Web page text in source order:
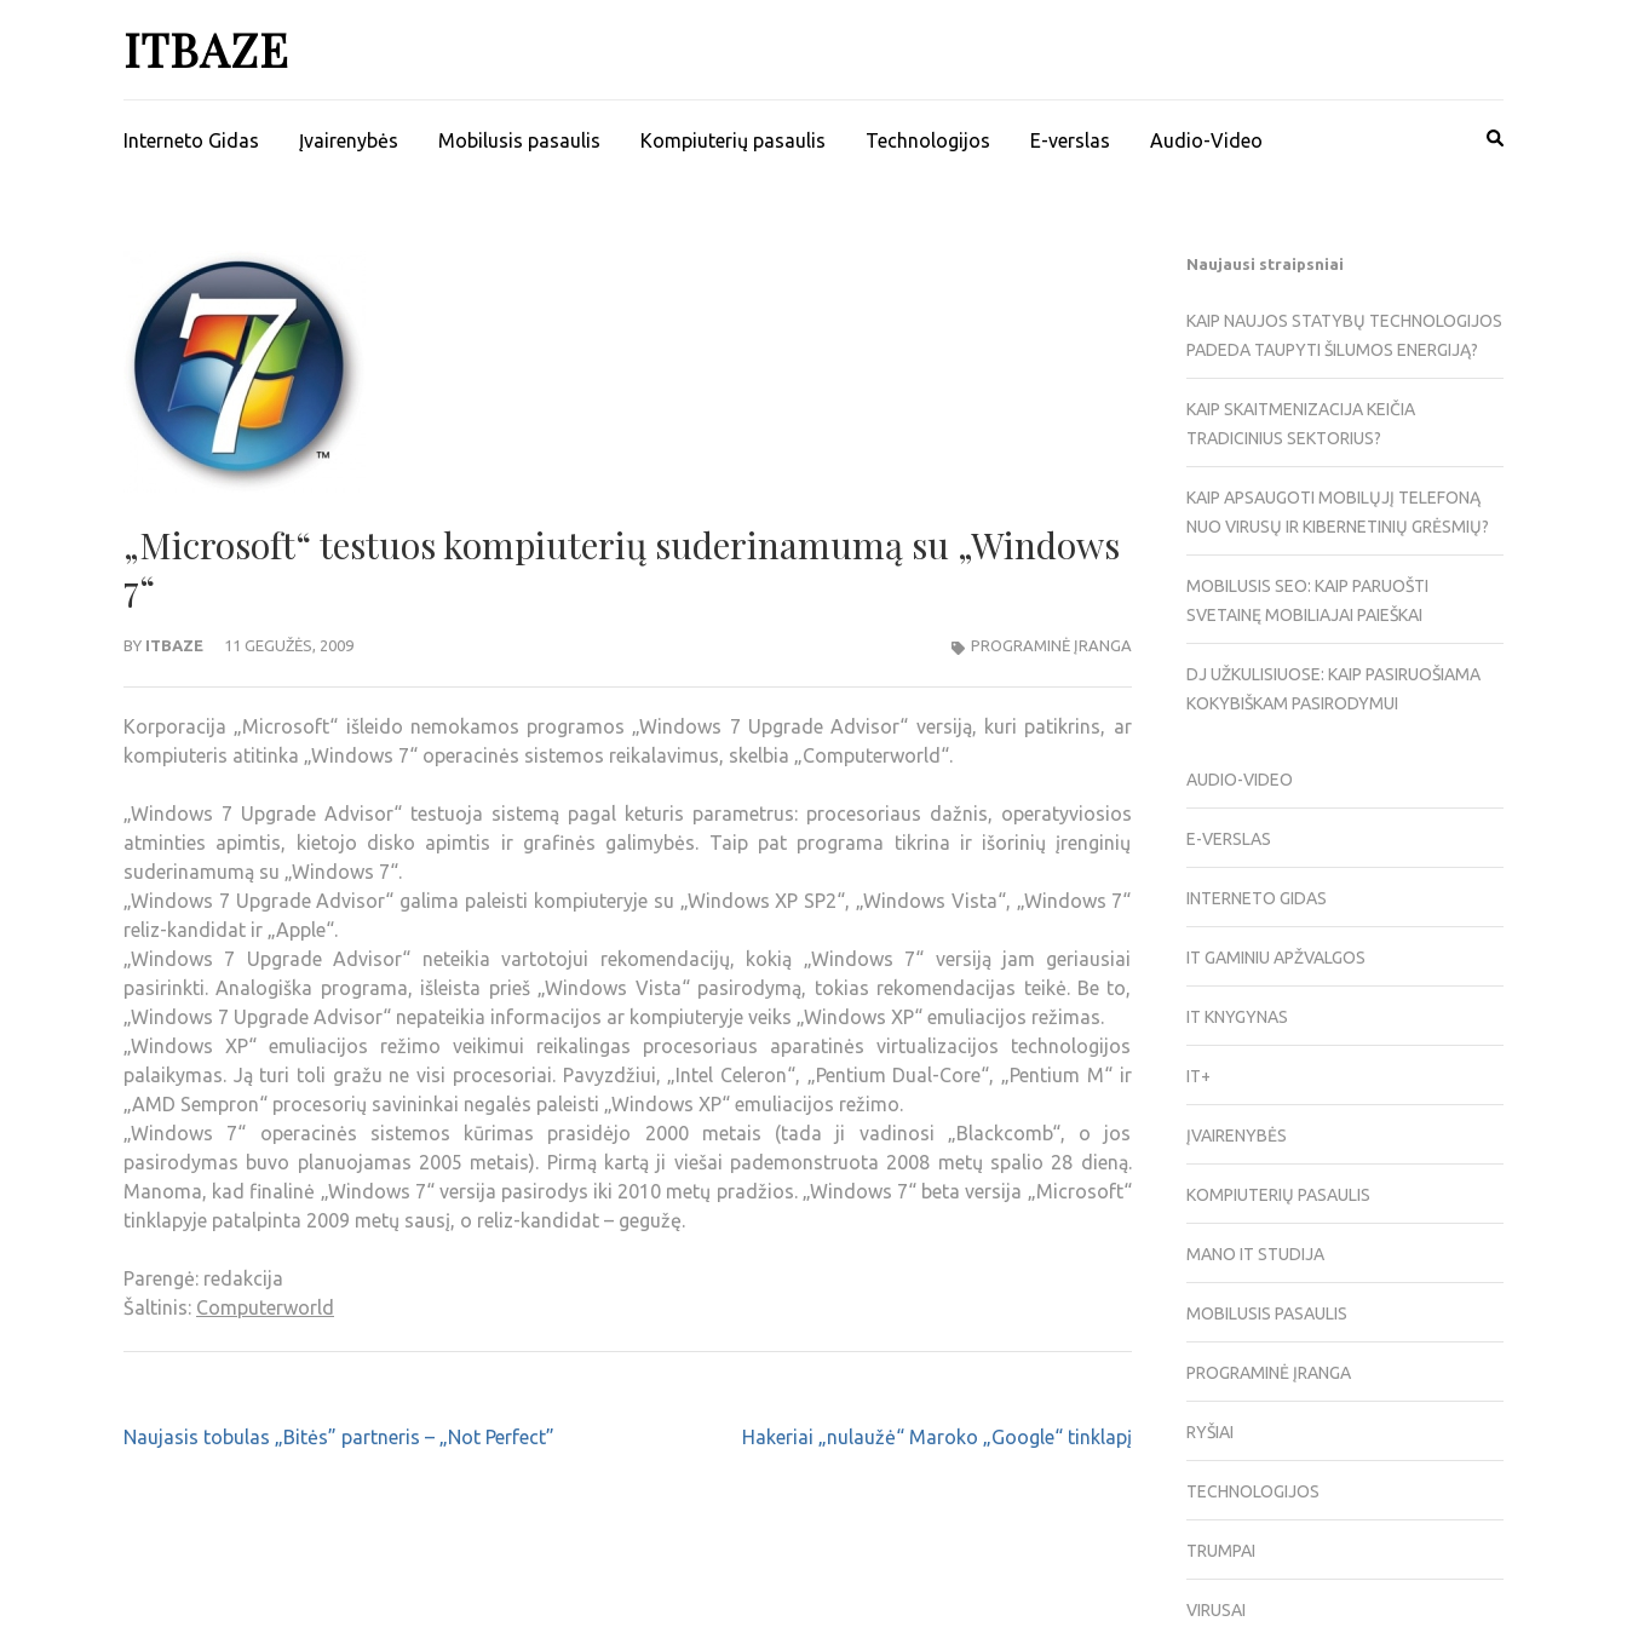
ITBAZE
Interneto Gidas Įvairenybės Mobilusis pasaulis Kompiuterių pasaulis Technologijos E-verslas Audio-Video
„Microsoft“ testuos kompiuterių suderinamumą su „Windows
7“
BY ITBAZE 11 GEGUŽĖS, 2009 PROGRAMINĖ ĮRANGA
Korporacija „Microsoft“ išleido nemokamos programos „Windows 7 Upgrade Advisor“ versiją, kuri patikrins, ar
kompiuteris atitinka „Windows 7“ operacinės sistemos reikalavimus, skelbia „Computerworld“.
„Windows 7 Upgrade Advisor“ testuoja sistemą pagal keturis parametrus: procesoriaus dažnis, operatyviosios
atminties apimtis, kietojo disko apimtis ir grafinės galimybės. Taip pat programa tikrina ir išorinių įrenginių
suderinamumą su „Windows 7“.
„Windows 7 Upgrade Advisor“ galima paleisti kompiuteryje su „Windows XP SP2“, „Windows Vista“, „Windows 7“
reliz-kandidat ir „Apple“.
„Windows 7 Upgrade Advisor“ neteikia vartotojui rekomendacijų, kokią „Windows 7“ versiją jam geriausiai
pasirinkti. Analogiška programa, išleista prieš „Windows Vista“ pasirodymą, tokias rekomendacijas teikė. Be to,
„Windows 7 Upgrade Advisor“ nepateikia informacijos ar kompiuteryje veiks „Windows XP“ emuliacijos režimas.
„Windows XP“ emuliacijos režimo veikimui reikalingas procesoriaus aparatinės virtualizacijos technologijos
palaikymas. Ją turi toli gražu ne visi procesoriai. Pavyzdžiui, „Intel Celeron“, „Pentium Dual-Core“, „Pentium M“ ir
„AMD Sempron“ procesorių savininkai negalės paleisti „Windows XP“ emuliacijos režimo.
„Windows 7“ operacinės sistemos kūrimas prasidėjo 2000 metais (tada ji vadinosi „Blackcomb“, o jos
pasirodymas buvo planuojamas 2005 metais). Pirmą kartą ji viešai pademonstruota 2008 metų spalio 28 dieną.
Manoma, kad finalinė „Windows 7“ versija pasirodys iki 2010 metų pradžios. „Windows 7“ beta versija „Microsoft“
tinklapyje patalpinta 2009 metų sausį, o reliz-kandidat – gegužę.
Parengė: redakcija
Šaltinis: Computerworld
Naujasis tobulas „Bitės” partneris – „Not Perfect” Hakeriai „nulaužė“ Maroko „Google“ tinklapį
Naujausi straipsniai
KAIP NAUJOS STATYBŲ TECHNOLOGIJOS
PADEDA TAUPYTI ŠILUMOS ENERGIJĄ?
KAIP SKAITMENIZACIJA KEIČIA
TRADICINIUS SEKTORIUS?
KAIP APSAUGOTI MOBILŲJĮ TELEFONĄ
NUO VIRUSŲ IR KIBERNETINIŲ GRĖSMIŲ?
MOBILUSIS SEO: KAIP PARUOŠTI
SVETAINĘ MOBILIAJAI PAIEŠKAI
DJ UŽKULISIUOSE: KAIP PASIRUOŠIAMA
KOKYBIŠKAM PASIRODYMUI
AUDIO-VIDEO
E-VERSLAS
INTERNETO GIDAS
IT GAMINIU APŽVALGOS
IT KNYGYNAS
IT+
ĮVAIRENYBĖS
KOMPIUTERIŲ PASAULIS
MANO IT STUDIJA
MOBILUSIS PASAULIS
PROGRAMINĖ ĮRANGA
RYŠIAI
TECHNOLOGIJOS
TRUMPAI
VIRUSAI